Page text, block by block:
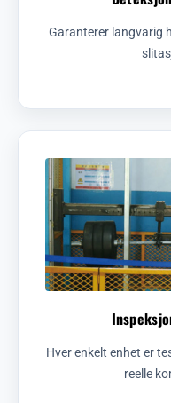
Garanterer langvarig
Hver enkelt enhet er
reelle